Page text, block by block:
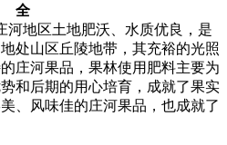
全
地区土地肥沃、水质优良，是
处山区丘陵地带，其充裕的光照
庄河果品，果林使用肥料主要为
和后期的用心培育，成就了果实
、风味佳的庄河果品，也成就了